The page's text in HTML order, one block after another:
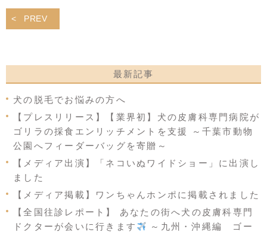
PREV
最新記事
犬の脱毛でお悩みの方へ
【プレスリリース】【業界初】犬の皮膚科専門病院が
ゴリラの採食エンリッチメントを支援 ～千葉市動物
公園へフィーダーバッグを寄贈～
【メディア出演】「ネコいぬワイドショー」に出演し
ました
【メディア掲載】ワンちゃんホンポに掲載されました
【全国往診レポート】 あなたの街へ犬の皮膚科専門
ドクターが会いに行きます
～九州・沖縄編 ゴー